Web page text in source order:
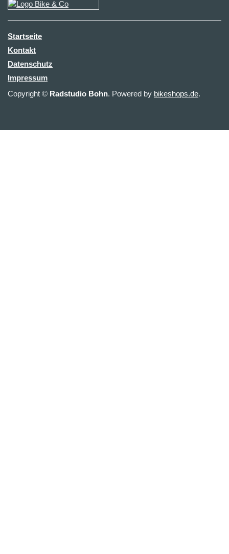
Startseite
Kontakt
Datenschutz
Impressum
Copyright © Radstudio Bohn. Powered by bikeshops.de.